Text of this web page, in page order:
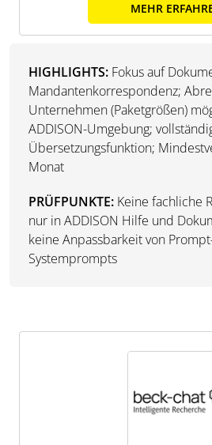
MEHR
HIGHLIGHTS: Fokus auf
Mandantenkorrespondenz;
Unternehmen (Paketgrößen)
ADDISON-Umgebung;
Übersetzungsfunktion;
Monat
PRÜFPUNKTE: Keine fachliche
nur in ADDISON Hilfe und
keine Anpassbarkeit von
Systemprompts